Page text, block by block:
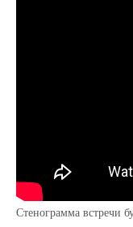
Стенограмма встречи